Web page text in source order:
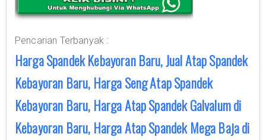
Pencarian Terbanyak :
Harga Spandek Kebayoran Baru, Jual Atap Spandek
Kebayoran Baru, Harga Seng Atap Spandek
Kebayoran Baru, Harga Atap Spandek Galvalum di
Kebayoran Baru, Harga Atap Spandek Mega Baja di